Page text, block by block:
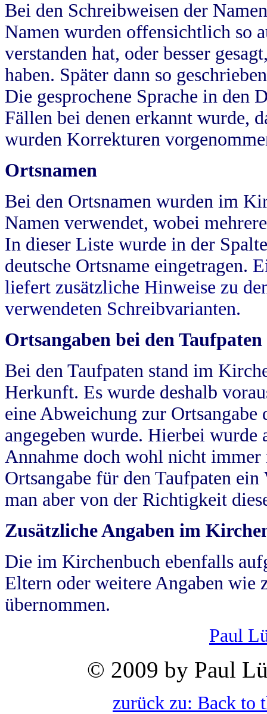
Bei den Schreibweisen der
Namen wurden offensichtlich so
verstanden hat, oder besser
haben. Später dann so
Die gesprochene Sprache in
Fällen bei denen erkannt wurde,
wurden Korrekturen
Ortsnamen
Bei den Ortsnamen wurden im
Namen verwendet, wobei
In dieser Liste wurde in der
deutsche Ortsname eingetragen.
liefert zusätzliche Hinweise zu
verwendeten Schreibvarianten.
Ortsangaben bei den Taufpaten
Bei den Taufpaten stand im
Herkunft. Es wurde deshalb
eine Abweichung zur
angegeben wurde. Hierbei wurde
Annahme doch wohl nicht
Ortsangabe für den Taufpaten
man aber von der Richtigkeit
Zusätzliche Angaben im
Die im Kirchenbuch ebenfalls
Eltern oder weitere Angaben wie
übernommen.
Paul
© 2009 by Paul
zurück zu: Back to